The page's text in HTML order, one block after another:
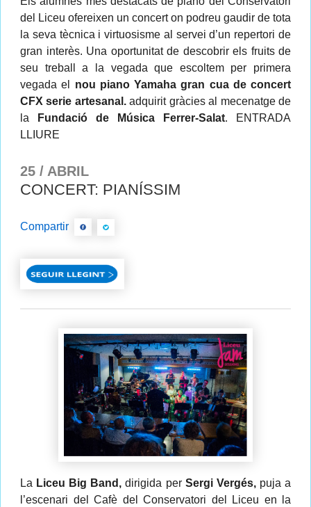
del Liceu ofereixen un concert on podreu gaudir de tota
la seva tècnica i virtuosisme al servei d’un repertori de
gran interès. Una oportunitat de descobrir els fruits de
seu treball a la vegada que escoltem per primera
vegada el nou piano Yamaha gran cua de concert
CFX serie artesanal.adquirit gràcies al mecenatge de
la
Fundació de Música Ferrer-Salat. ENTRADA
LLIURE
25 / ABRIL
CONCERT: PIANÍSSIM
Compartir
La Liceu Big Band, dirigida per Sergi Vergés, puja a
l’escenari del Cafè del Conservatori del Liceu en la